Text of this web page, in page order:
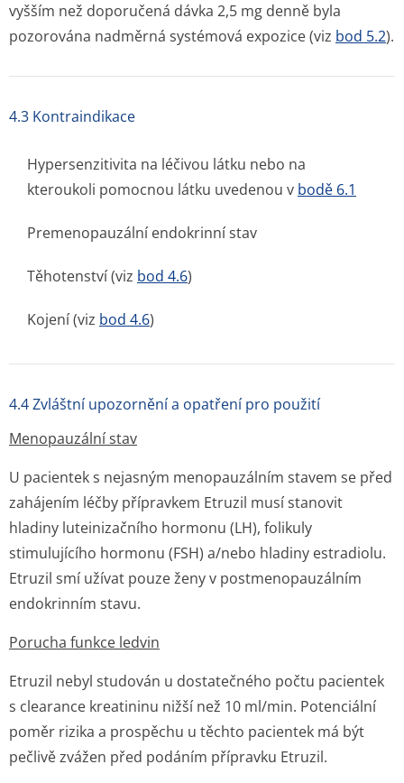
vyšším než doporučená dávka 2,5 mg denně byla
pozorována nadměrná systémová expozice (viz bod 5.2).
4.3 Kontraindikace
Hypersenzitivita na léčivou látku nebo na
kteroukoli pomocnou látku uvedenou v bodě 6.1
Premenopauzální endokrinní stav
Těhotenství (viz bod 4.6)
Kojení (viz bod 4.6)
4.4 Zvláštní upozornění a opatření pro použití
Menopauzální stav
U pacientek s nejasným menopauzálním stavem se před
zahájením léčby přípravkem Etruzil musí stanovit
hladiny luteinizačního hormonu (LH), folikuly
stimulujícího hormonu (FSH) a/nebo hladiny estradiolu.
Etruzil smí užívat pouze ženy v postmenopauzálním
endokrinním stavu.
Porucha funkce ledvin
Etruzil nebyl studován u dostatečného počtu pacientek
s clearance kreatininu nižší než 10 ml/min. Potenciální
poměr rizika a prospěchu u těchto pacientek má být
pečlivě zvážen před podáním přípravku Etruzil.